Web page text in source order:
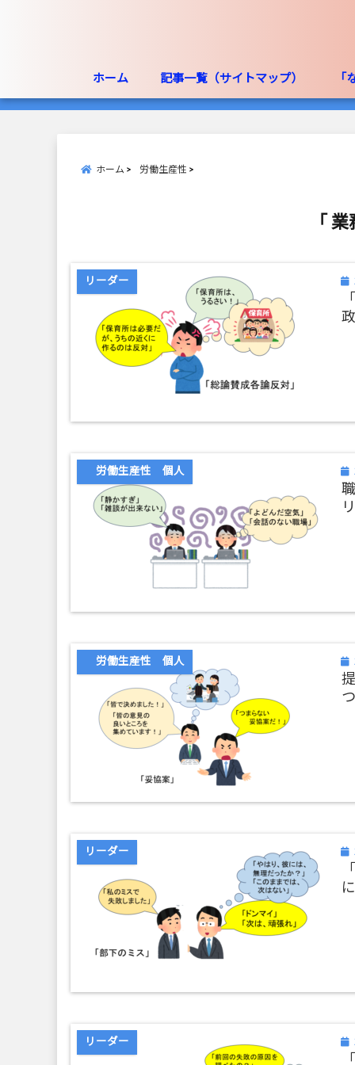
ホーム 記事一覧（サイトマップ） 「
ホーム 労働生産性
「
リーダー
労働生産性 個人
労働生産性 個人
リーダー
リーダー